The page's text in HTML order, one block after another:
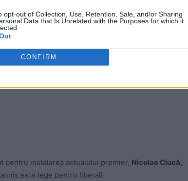
opt-out of Collection, Use, Retention, Sale, and/or Sharing
Data that Is Unrelated with the Purposes for which it
CONFIRM
-
pentru instalarea actualului premier, Nicolae Ciucă,
este lege pentru liberali.